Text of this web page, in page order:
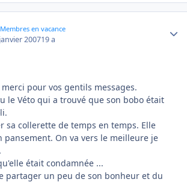
Membres en vacance
200719 a
pour vos gentils messages.
le Véto qui a trouvé que son bobo était
sa collerette de temps en temps. Elle
pansement. On va vers le meilleure je
était condamnée ...
partager un peu de son bonheur et du